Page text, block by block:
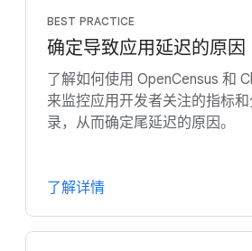
BEST PRACTICE
确定导致应用延迟的原因
了解如何使用 OpenCensus 和
来监控应用开发者关注的指标
录，从而确定尾延迟的原因。
了解详情